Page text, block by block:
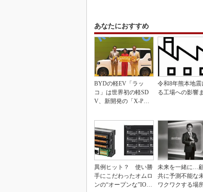
あなたにおすすめ
BYDの軽EV「ラッ
コ」は世界初の軽SD
V、新開発の「X-PAC
令和8年熊本地震
る工場への影響
異例ヒット？ 使い勝
手にこだわったオムロ
ンの“オープンな”IO-L
未来を一緒に…
共に予測不能な
ワクワクする場